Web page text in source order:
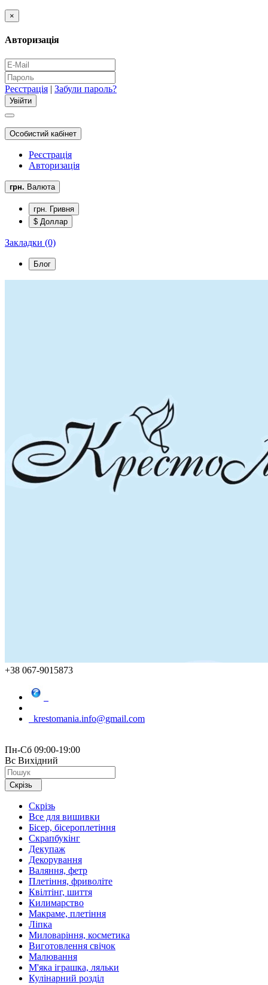
×
Авторизація
Реєстрація | Забули пароль?
Особистий кабінет
Реєстрація
Авторизація
грн. Валюта
грн. Гривня
$ Доллар
Закладки (0)
Блог
+38 067-9015873
krestomania.info@gmail.com
Пн-Сб 09:00-19:00
Вс Вихідний
Скрізь
Скрізь
Все для вишивки
Бісер, бісероплетіння
Скрапбукінг
Декупаж
Декорування
Валяння, фетр
Плетіння, фриволіте
Квілтінг, шиття
Килимарство
Макраме, плетіння
Ліпка
Миловаріння, косметика
Виготовлення свічок
Малювання
М'яка іграшка, ляльки
Кулінарний розділ